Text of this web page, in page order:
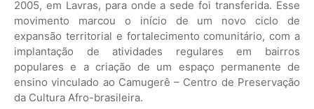
2005, em Lavras, para onde a sede foi transferida. Esse
movimento marcou o início de um novo ciclo de
expansão territorial e fortalecimento comunitário, com a
implantação de atividades regulares em bairros
populares e a criação de um espaço permanente de
ensino vinculado ao Camugerê – Centro de Preservação
da Cultura Afro-brasileira.